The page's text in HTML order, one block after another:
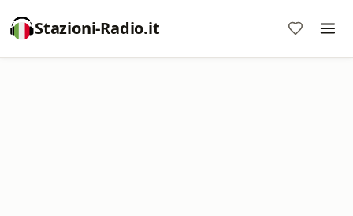
Stazioni-Radio.it